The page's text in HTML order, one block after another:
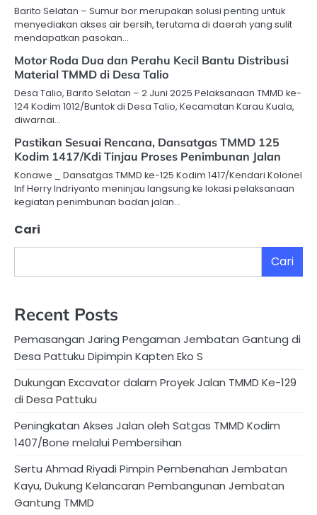
Barito Selatan – Sumur bor merupakan solusi penting untuk
menyediakan akses air bersih, terutama di daerah yang sulit
mendapatkan pasokan…
Motor Roda Dua dan Perahu Kecil Bantu Distribusi
Material TMMD di Desa Talio
Desa Talio, Barito Selatan – 2 Juni 2025 Pelaksanaan TMMD ke-
124 Kodim 1012/Buntok di Desa Talio, Kecamatan Karau Kuala,
diwarnai…
Pastikan Sesuai Rencana, Dansatgas TMMD 125
Kodim 1417/Kdi Tinjau Proses Penimbunan Jalan
Konawe _ Dansatgas TMMD ke-125 Kodim 1417/Kendari Kolonel
Inf Herry Indriyanto meninjau langsung ke lokasi pelaksanaan
kegiatan penimbunan badan jalan…
Cari
Cari
Recent Posts
Pemasangan Jaring Pengaman Jembatan Gantung di
Desa Pattuku Dipimpin Kapten Eko S
Dukungan Excavator dalam Proyek Jalan TMMD Ke-129
di Desa Pattuku
Peningkatan Akses Jalan oleh Satgas TMMD Kodim
1407/Bone melalui Pembersihan
Sertu Ahmad Riyadi Pimpin Pembenahan Jembatan
Kayu, Dukung Kelancaran Pembangunan Jembatan
Gantung TMMD